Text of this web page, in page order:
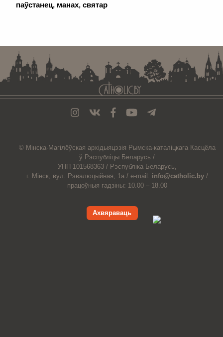
паўстанец, манах, святар
© Мiнска-Магiлёўская архiдыяцэзiя Рымска-каталіцкага Касцёла
ў Рэспубліцы Беларусь /
УНП 101568363 / Рэспубліка Беларусь,
г. Мінск, вул. Рэвалюцыйная, 1а / e-mail: info@catholic.by /
працоўныя гадзіны: 10.00 – 18.00
Ахвяраваць